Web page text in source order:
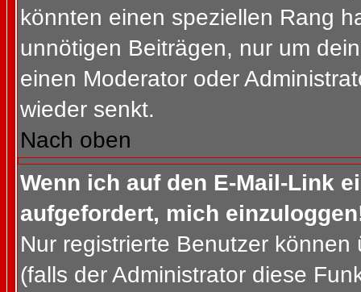
könnten einen speziellen Rang
unnötigen Beiträgen, nur um
einen Moderator oder
wieder senkt.
Nach oben
Wenn ich auf den E-Mail-Link
aufgefordert, mich
Nur registrierte Benutzer
(falls der Administrator diese